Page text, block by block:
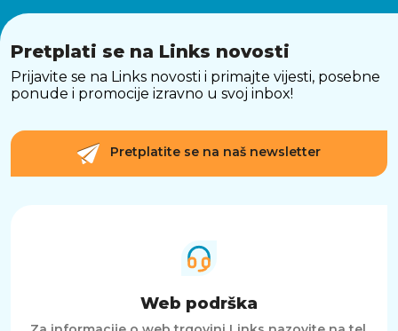
Unatoč maloj masi od samo 0.385 kg i
isporučuje 16 W RMS izlazne snage.
JBL Grip je idealan izbor za sve koji žele snažan,
izdržljiv i moderan prijenosni zvučnik koji može
Pretplati se na Links novosti
Prijavite se na Links novosti i primajte vijesti, posebne
ponude i promocije izravno u svoj inbox!
Pretplatite se na naš newsletter
Web podrška